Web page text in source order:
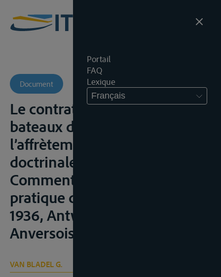
Portail
FAQ
Lexique
Français
Document
Le contrat de transport par
bateaux d’intérieur et
l’affrètement en séjour. Étude
doctrinale et de jurisprudence.
Commentaire théorique et
pratique de la loi du 5 mai
1936, Antwerpen, Lloyd
Anversois, 2 vol., 1948
VAN BLADEL G.